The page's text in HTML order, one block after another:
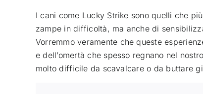
I cani come Lucky Strike sono quelli che
zampe in difficoltà, ma anche di
Vorremmo veramente che queste
e dell’omertà che spesso regnano nel
molto difficile da scavalcare o da buttare